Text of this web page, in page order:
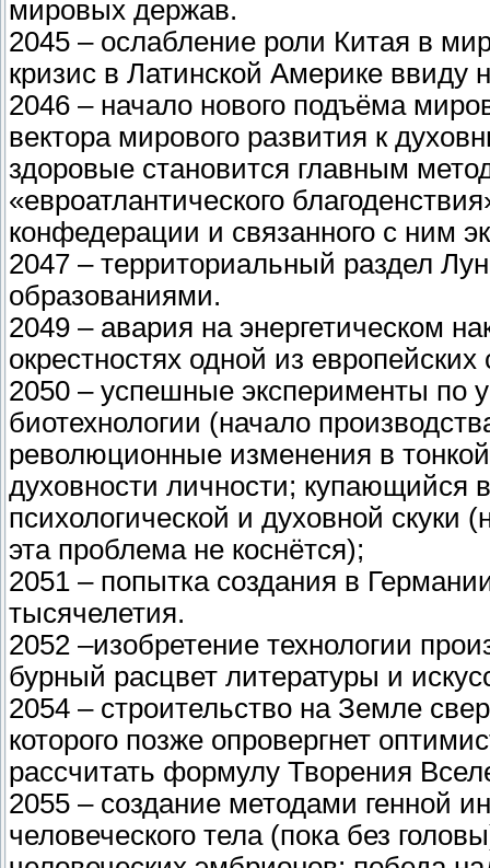
мировых держав.
2045 – ослабление роли Китая в
кризис в Латинской Америке
2046 – начало нового подъёма
вектора мирового развития к
здоровые становится главным
«евроатлантического
конфедерации и связанного с ним
2047 – территориальный раздел
образованиями.
2049 – авария на энергетическом
окрестностях одной из европейских
2050 – успешные эксперименты по
биотехнологии (начало
революционные изменения в тонкой
духовности личности; купающийся
психологической и духовной
эта проблема не коснётся);
2051 – попытка создания в
тысячелетия.
2052 –изобретение технологии
бурный расцвет литературы и
2054 – строительство на Земле
которого позже опровергнет
рассчитать формулу Творения
2055 – создание методами генной
человеческого тела (пока без